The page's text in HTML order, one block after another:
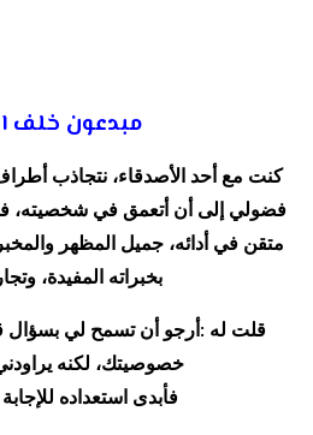
مبدعون خلف
كنت مع أحد الأصدقاء، نتجاذب
فضولي إلى أن أتعمق في شخصيته،
متقن في أدائه، جميل المظهر
بخبراته المفيدة،
قلت له : أرجو أن تسمح لي بسؤال
خصوصيتك، لكنه
فأبدى استعداده